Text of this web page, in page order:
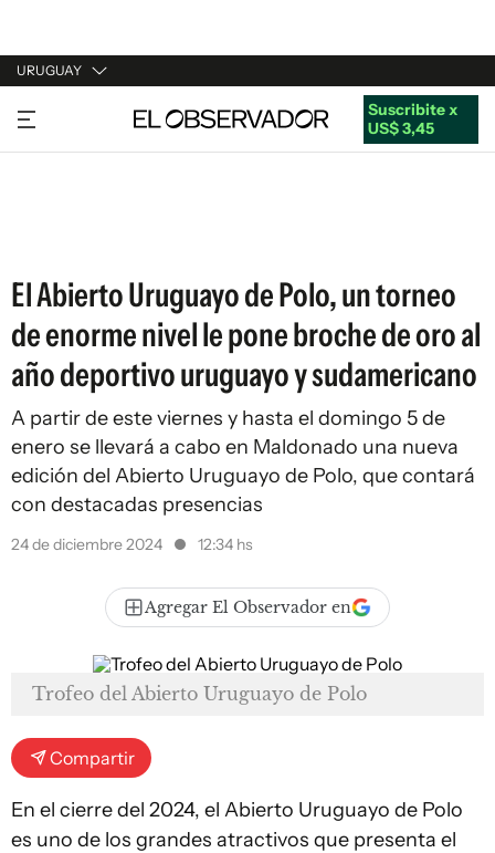
URUGUAY
URUGUAY
ARGENTINA
Suscribite x
US$ 3,45
El Abierto Uruguayo de Polo, un torneo
de enorme nivel le pone broche de oro al
año deportivo uruguayo y sudamericano
A partir de este viernes y hasta el domingo 5 de
enero se llevará a cabo en Maldonado una nueva
edición del Abierto Uruguayo de Polo, que contará
con destacadas presencias
24 de diciembre 2024 12:34 hs
Agregar El Observador en
Trofeo del Abierto Uruguayo de Polo
Compartir
En el cierre del 2024, el Abierto Uruguayo de Polo
es uno de los grandes atractivos que presenta el